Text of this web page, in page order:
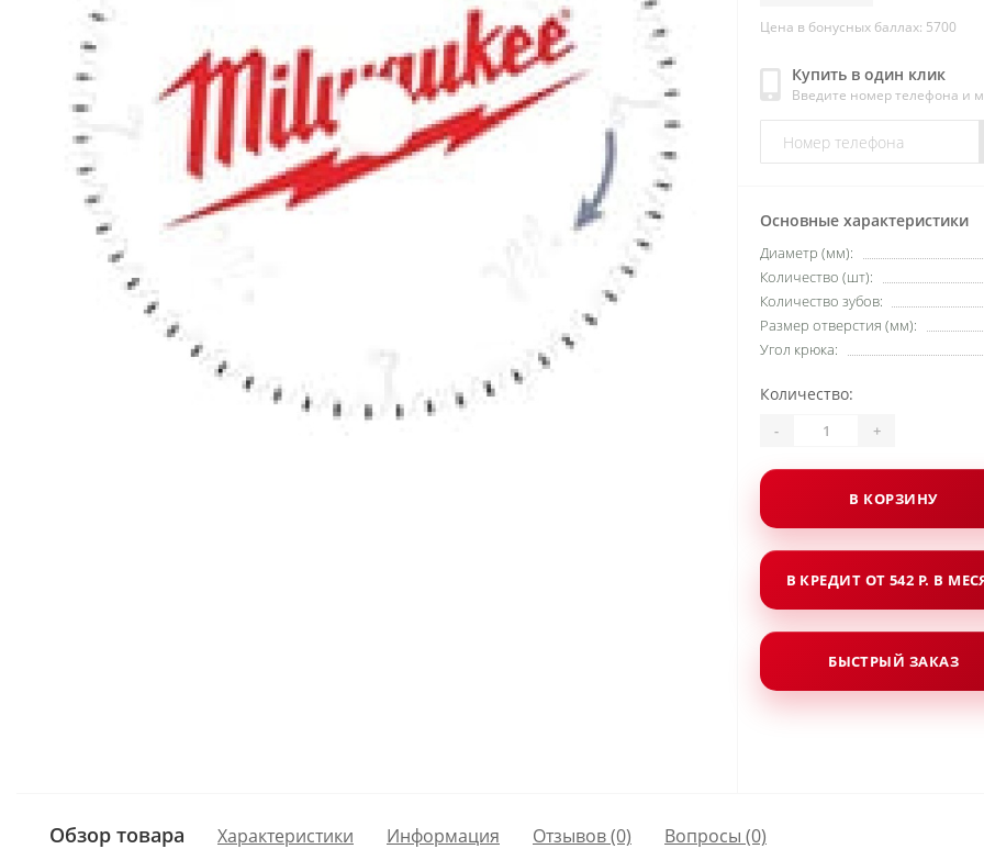
Цена в бонусных баллах: 5700
Купить в один клик
Введите номер телефона и
Основные характеристики
Диаметр (мм):
Количество (шт):
Количество зубов:
Размер отверстия (мм):
Угол крюка:
Количество:
- +
В КОРЗИНУ
В КРЕДИТ ОТ 542 Р. В
БЫСТРЫЙ ЗАКАЗ
Обзор товара Характеристики Информация Отзывов (0) Вопросы (0)